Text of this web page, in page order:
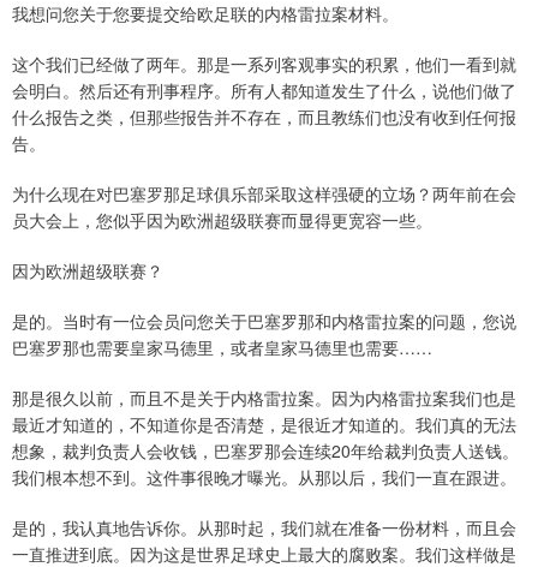
我想问您关于您要提交给欧足联的内格雷拉案材料。
这个我们已经做了两年。那是一系列客观事实的积累，他们一看到就
会明白。然后还有刑事程序。所有人都知道发生了什么，说他们做了
什么报告之类，但那些报告并不存在，而且教练们也没有收到任何报
告。
为什么现在对巴塞罗那足球俱乐部采取这样强硬的立场？两年前在会
员大会上，您似乎因为欧洲超级联赛而显得更宽容一些。
因为欧洲超级联赛？
是的。当时有一位会员问您关于巴塞罗那和内格雷拉案的问题，您说
巴塞罗那也需要皇家马德里，或者皇家马德里也需要……
那是很久以前，而且不是关于内格雷拉案。因为内格雷拉案我们也是
最近才知道的，不知道你是否清楚，是很近才知道的。我们真的无法
想象，裁判负责人会收钱，巴塞罗那会连续20年给裁判负责人送钱。
我们根本想不到。这件事很晚才曝光。从那以后，我们一直在跟进。
是的，我认真地告诉你。从那时起，我们就在准备一份材料，而且会
一直推进到底。因为这是世界足球史上最大的腐败案。我们这样做是